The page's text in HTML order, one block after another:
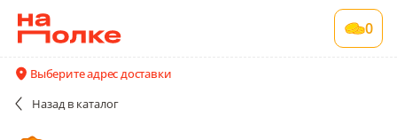
0
Выберите адрес доставки
Назад в каталог
Резинка жевательная Dirol морозная мята
13,6 гр., обертка